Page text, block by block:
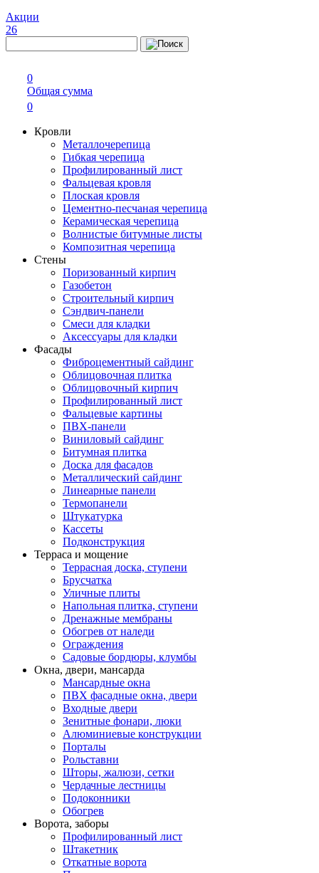
Акции
26
0
Общая сумма
0
Кровли
Металлочерепица
Гибкая черепица
Профилированный лист
Фальцевая кровля
Плоская кровля
Цементно-песчаная черепица
Керамическая черепица
Волнистые битумные листы
Композитная черепица
Стены
Поризованный кирпич
Газобетон
Строительный кирпич
Сэндвич-панели
Смеси для кладки
Аксессуары для кладки
Фасады
Фиброцементный сайдинг
Облицовочная плитка
Облицовочный кирпич
Профилированный лист
Фальцевые картины
ПВХ-панели
Виниловый сайдинг
Битумная плитка
Доска для фасадов
Металлический сайдинг
Линеарные панели
Термопанели
Штукатурка
Кассеты
Подконструкция
Терраса и мощение
Террасная доска, ступени
Брусчатка
Уличные плиты
Напольная плитка, ступени
Дренажные мембраны
Обогрев от наледи
Ограждения
Садовые бордюры, клумбы
Окна, двери, мансарда
Мансардные окна
ПВХ фасадные окна, двери
Входные двери
Зенитные фонари, люки
Алюминиевые конструкции
Порталы
Рольставни
Шторы, жалюзи, сетки
Чердачные лестницы
Подоконники
Обогрев
Ворота, заборы
Профилированный лист
Штакетник
Откатные ворота